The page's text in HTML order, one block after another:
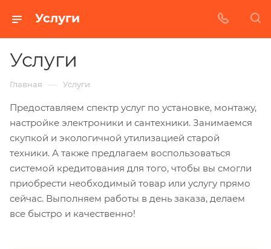
Услуги
Услуги
Главная — Услуги
Предоставляем спектр услуг по установке, монтажу,
настройке электроники и сантехники. Занимаемся
скупкой и экологичной утилизацией старой
техники. А также предлагаем воспользоваться
системой кредитования для того, чтобы вы смогли
приобрести необходимый товар или услугу прямо
сейчас. Выполняем работы в день заказа, делаем
все быстро и качественно!